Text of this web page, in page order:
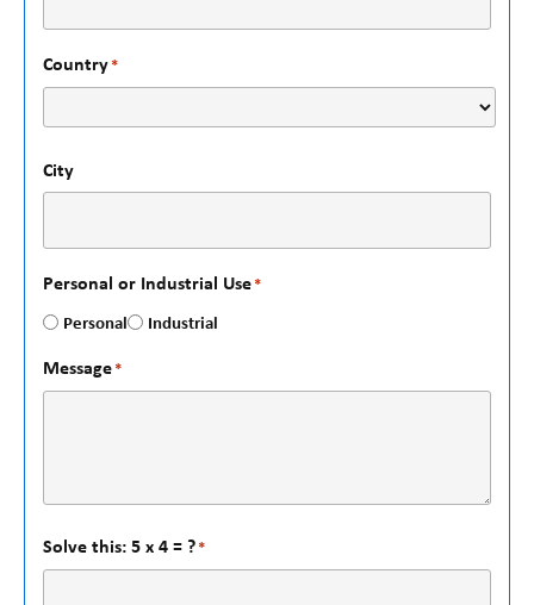
Country*
City
Personal or Industrial Use*
Personal Industrial
Message*
Solve this: 5 x 4 = ?*